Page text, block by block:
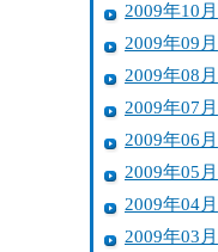
2009年10月
2009年09月
2009年08月
2009年07月
2009年06月
2009年05月
2009年04月
2009年03月